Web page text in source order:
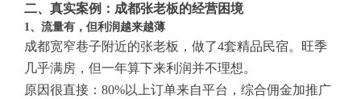
二、真实案例：成都张老板的经营困境
1、流量有，但利润越来越薄
成都宽窄巷子附近的张老板，做了4套精品民宿。旺季
几乎满房，但一年算下来利润并不理想。
原因很直接：80%以上订单来自平台，综合佣金加推广